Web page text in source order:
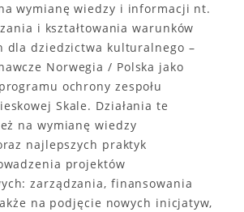
wymianę wiedzy i informacji nt.
i kształtowania warunków
dla dziedzictwa kulturalnego –
Norwegia / Polska jako
ochrony zespołu
Skale. Działania te
na wymianę wiedzy
najlepszych praktyk
projektów
zarządzania, finansowania
na podjęcie nowych inicjatyw,